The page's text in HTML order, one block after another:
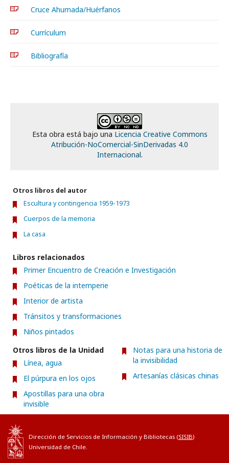
Cruce Ahumada/Huérfanos
Currículum
Bibliografía
Esta obra está bajo una Licencia Creative Commons
Atribución-NoComercial-SinDerivadas 4.0
Internacional.
Otros libros del autor
Escultura y contingencia 1959-1973
Cuerpos de la memoria
La casa
Libros relacionados
Primer Encuentro de Creación e Investigación
Poéticas de la intemperie
Interior de artista
Tránsitos y transformaciones
Niños pintados
Otros libros de la Unidad
Línea, agua
El púrpura en los ojos
Apostillas para una obra
invisible
Notas para una historia de
la invisibilidad
Artesanías clásicas chinas
Dirección de Servicios de Información y Bibliotecas (SISIB)
Universidad de Chile.